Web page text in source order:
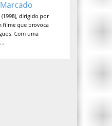
dirigido por
que provoca
Com uma